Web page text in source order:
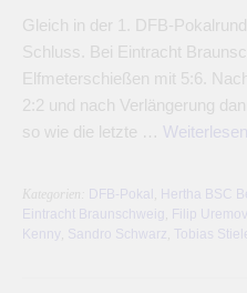
Gleich in der 1. DFB-
Schluss. Bei Eintracht
Elfmeterschießen mit 5:6.
2:2 und nach Verlängerung
so wie die letzte … Weiterlesen
Kategorien: DFB-Pokal Hertha BSC
Eintracht Braunschweig
Filip
Kenny
Sandro Schwarz Tobias